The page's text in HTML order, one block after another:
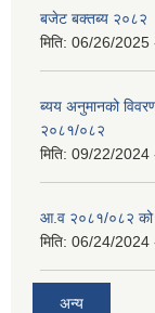
बजेट बक्तब्य २०८२
मिति: 06/26/2025
ब्यय अनुमानको
२०८१/०८२
मिति: 09/22/2024
आ.व २०८१/०८२ को
मिति: 06/24/2024
अन्य